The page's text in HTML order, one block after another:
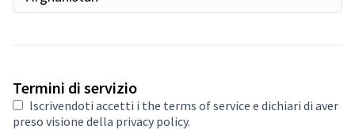
Termini di servizio
Richiesto
Iscrivendoti accetti i the terms of service e dichiari di aver
preso visione della privacy policy.